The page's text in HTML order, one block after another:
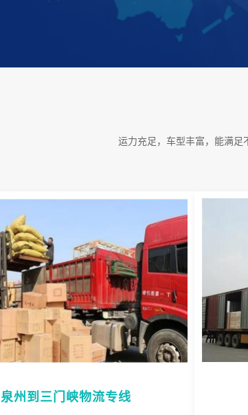
运力充足，车型丰富，能满足
泉州到三门峡物流专线